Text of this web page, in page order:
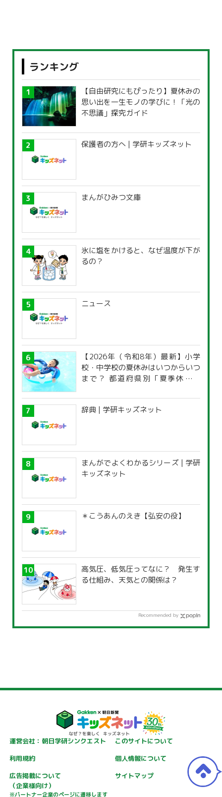
ランキング
【自由研究にもぴったり】夏休みの
思い出を一生モノの学びに！「光の
不思議」探究ガイド
保護者の方へ | 学研キッズネット
まんがひみつ文庫
氷に塩をかけると、なぜ温度が下が
るの？
ニュース
【2026年（令和8年）最新】小学
校・中学校の夏休みはいつからいつ
まで？ 都道府県別「夏季休暇一
辞典 | 学研キッズネット
まんがでよくわかるシリーズ | 学研
キッズネット
＊こうあんのえき【弘安の役】
高気圧、低気圧ってなに？ 発生す
る仕組み、天気との関係は？
Recommended by
運営会社：朝日学研シンクエスト
このサイトについて
利用規約
個人情報について
広告掲載について
（企業様向け）
※パートナー企業のページに遷移します
サイトマップ